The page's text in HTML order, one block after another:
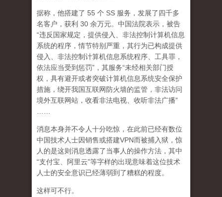
据称，他搭建了 55 个 SS 服务，发展了四千多
名客户，获利 30 余万元。中国法院表示，被告
“违反国家规定，提供侵入、非法控制计算机信息
系统的程序，情节特别严重，其行为已构成提供
侵入、非法控制计算机信息系统程序、工具罪，
依法应当受到惩罚”，其服务“未经相关部门授
权，具有避开或者突破计算机信息系统安全保护
措施，绕开我国互联网防火墙的监管，非法访问
境外互联网站，收看非法电视、收听非法广播”
消息本身并不令人十分吃惊，在此前已经有数位
中国技术人士因销售或搭建VPN而被捕入狱，惊
人的是这则消息透露了当事人的操作方法，其中
“支付宝、阿里云”等字样的出现意味着这位技术
人士的安全意识已经薄弱到了糟糕的程度。
这样可不行。